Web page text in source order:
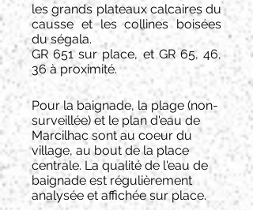
les grands plateaux calcaires du
causse et les collines boisées
du ségala.
GR 651 sur place, et GR 65, 46,
36 à proximité.
Pour la baignade, la plage (non-
surveillée) et le plan d'eau de
Marcilhac sont au coeur du
village, au bout de la place
centrale. La qualité de l'eau de
baignade est régulièrement
analysée et affichée sur place.